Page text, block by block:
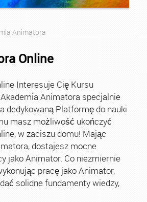
Animatora
Online
Interesuje Cię Kursu
Animatora specjalnie
dedykowaną Platformę do nauki
masz możliwość ukończyć
w zaciszu domu! Mając
dostajesz mocne
jako Animator. Co niezmiernie
pracę jako Animator,
solidne fundamenty wiedzy,